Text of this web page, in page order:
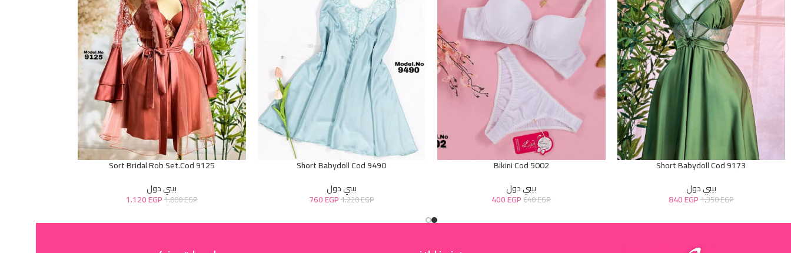
Short Babydoll Cod 9173
بيبي دول
1.350EGP
840EGP
Bikini Cod 5002
بيبي دول
640EGP
400EGP
Short Babydoll Cod 9490
بيبي دول
1.220EGP
760EGP
Sort Bridal Rob Set.Cod 9125
بيبي دول
1.800EGP
1.120EGP